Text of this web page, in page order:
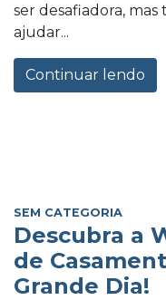
ser desafiadora,
ajudar...
Continuar lendo
SEM CATEGORIA
Descubra a
de
Grande Dia!